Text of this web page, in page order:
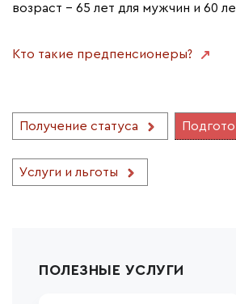
возраст - 65 лет для мужчин и 60
Кто такие предпенсионеры?
Получение статуса
Услуги и льготы
ПОЛЕЗНЫЕ УСЛУГИ